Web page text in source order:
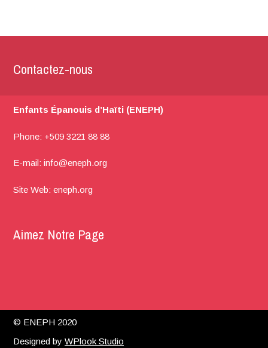
Contactez-nous
Enfants Épanouis d’Haïti (ENEPH)
Phone: +509 3221 88 88
E-mail:info@eneph.org
Site Web: eneph.org
Aimez Notre Page
© ENEPH 2020
Designed byWPlook Studio